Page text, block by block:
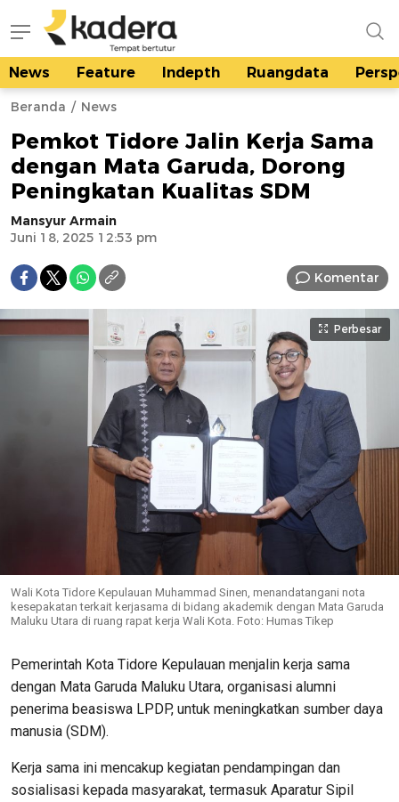
kadera.id
Tempat bertutur
News Feature Indepth Ruangdata
Beranda News
Pemkot Tidore Jalin Kerja Sama
dengan Mata Garuda, Dorong
Peningkatan Kualitas SDM
Mansyur Armain
Juni 18, 2025 12:53 pm
Komentar
Perbesar
Wali Kota Tidore Kepulauan Muhammad Sinen, menandatangani nota
kesepakatan terkait kerjasama di bidang akademik dengan Mata Garuda
Maluku Utara di ruang rapat kerja Wali Kota. Foto: Humas Tikep
Pemerintah Kota Tidore Kepulauan menjalin kerja sama
dengan Mata Garuda Maluku Utara, organisasi alumni
penerima beasiswa LPDP, untuk meningkatkan sumber daya
manusia (SDM).
Kerja sama ini mencakup kegiatan pendampingan dan
sosialisasi kepada masyarakat, termasuk Aparatur Sipil